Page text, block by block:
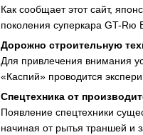
Как сообщает этот сайт,
поколения суперкара GT-Rю
Дорожно строительную
Для привлечения внимания
«Каспий» проводится
Спецтехника от
Появление спецтехники
начиная от рытья траншей и